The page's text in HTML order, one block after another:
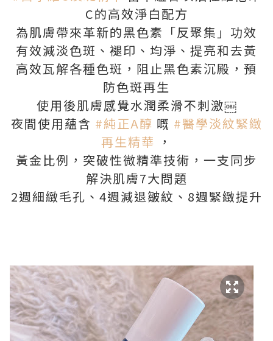
C的高效淨白配方
為肌膚帶來革新的黑色素「反聚集」功效
有效減淡色斑、褪印、均淨、提亮和去黃
高效瓦解各種色斑，阻止黑色素沉殿，預
防色斑再生
使用後肌膚感覺水潤柔滑不刺激￼
夜間使用蘊含 #純正A醇 嘅 #醫學淡紋緊緻
再生精華 ，
黃金比例，突破性微精準技術，一支同步
解決肌膚7大問題
2週細緻毛孔、4週減退皺紋、8週緊緻提升